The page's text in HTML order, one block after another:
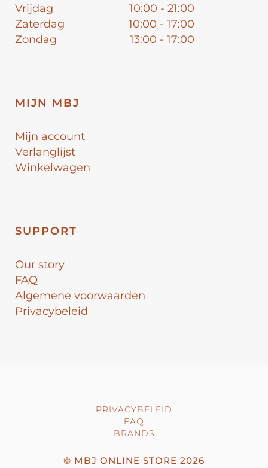
Vrijdag
10:00 - 21:00
Zaterdag
10:00 - 17:00
Zondag
13:00 - 17:00
MIJN MBJ
Mijn account
Verlanglijst
Winkelwagen
SUPPORT
Our story
FAQ
Algemene voorwaarden
Privacybeleid
PRIVACYBELEID
FAQ
BRANDS
© MBJ ONLINE STORE 2026